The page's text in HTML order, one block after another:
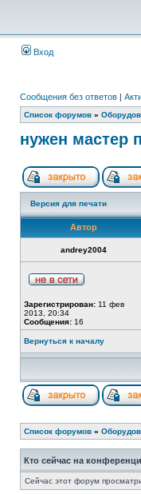
Вход
Сообщения без ответов |
Список форумов »
нужен мастер
Версия для печати
Автор
andrey2004
Зарегистрирован: 11 фев
2013, 20:34
Сообщения: 16
Вернуться к началу
Список форумов »
Кто сейчас на
Сейчас этот форум